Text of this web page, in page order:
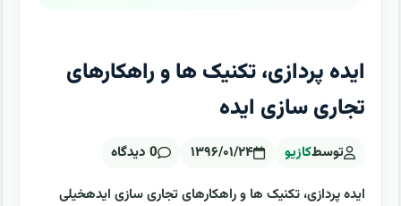
ایده پردازی، تکنیک ها و راهکارهای
تجاری سازی ایده
توسطکازیو ۱۳۹۶/۰۱/۲۴ 0 دیدگاه
ایده پردازی، تکنیک ها و راهکارهای تجاری سازی ایدهخیلی